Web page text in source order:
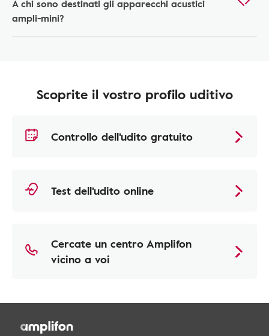
A chi sono destinati gli apparecchi acustici
ampli-mini?
Scoprite il vostro profilo uditivo
Controllo dell'udito gratuito
Test dell'udito online
Cercate un centro Amplifon
vicino a voi